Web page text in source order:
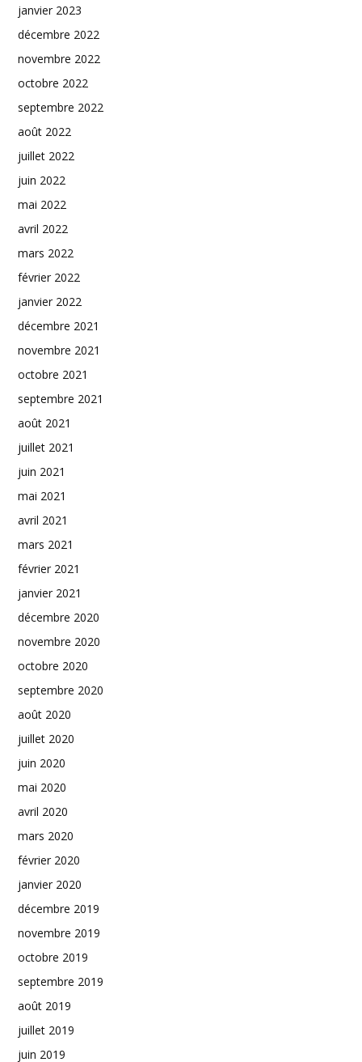
janvier 2023
décembre 2022
novembre 2022
octobre 2022
septembre 2022
août 2022
juillet 2022
juin 2022
mai 2022
avril 2022
mars 2022
février 2022
janvier 2022
décembre 2021
novembre 2021
octobre 2021
septembre 2021
août 2021
juillet 2021
juin 2021
mai 2021
avril 2021
mars 2021
février 2021
janvier 2021
décembre 2020
novembre 2020
octobre 2020
septembre 2020
août 2020
juillet 2020
juin 2020
mai 2020
avril 2020
mars 2020
février 2020
janvier 2020
décembre 2019
novembre 2019
octobre 2019
septembre 2019
août 2019
juillet 2019
juin 2019